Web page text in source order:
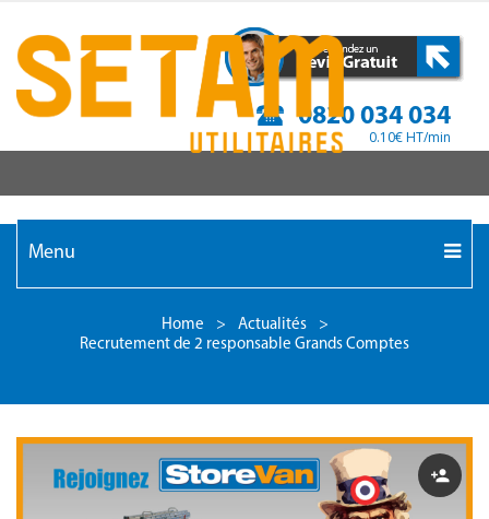
0820 034 034
0.10€ HT/min
Menu
Home > Actualités
>
Recrutement de 2 responsable Grands Comptes
Author